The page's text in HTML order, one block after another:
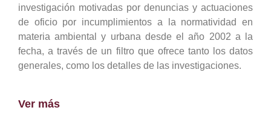
investigación motivadas por denuncias y actuaciones
de oficio por incumplimientos a la normatividad en
materia ambiental y urbana desde el año 2002 a la
fecha, a través de un filtro que ofrece tanto los datos
generales, como los detalles de las investigaciones.
Ver más